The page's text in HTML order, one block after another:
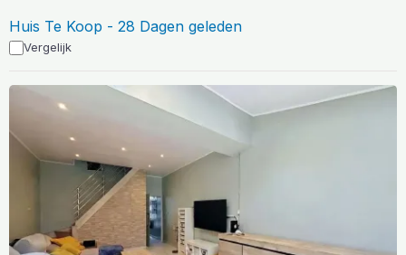
Huis Te Koop - 28 Dagen geleden
Vergelijk